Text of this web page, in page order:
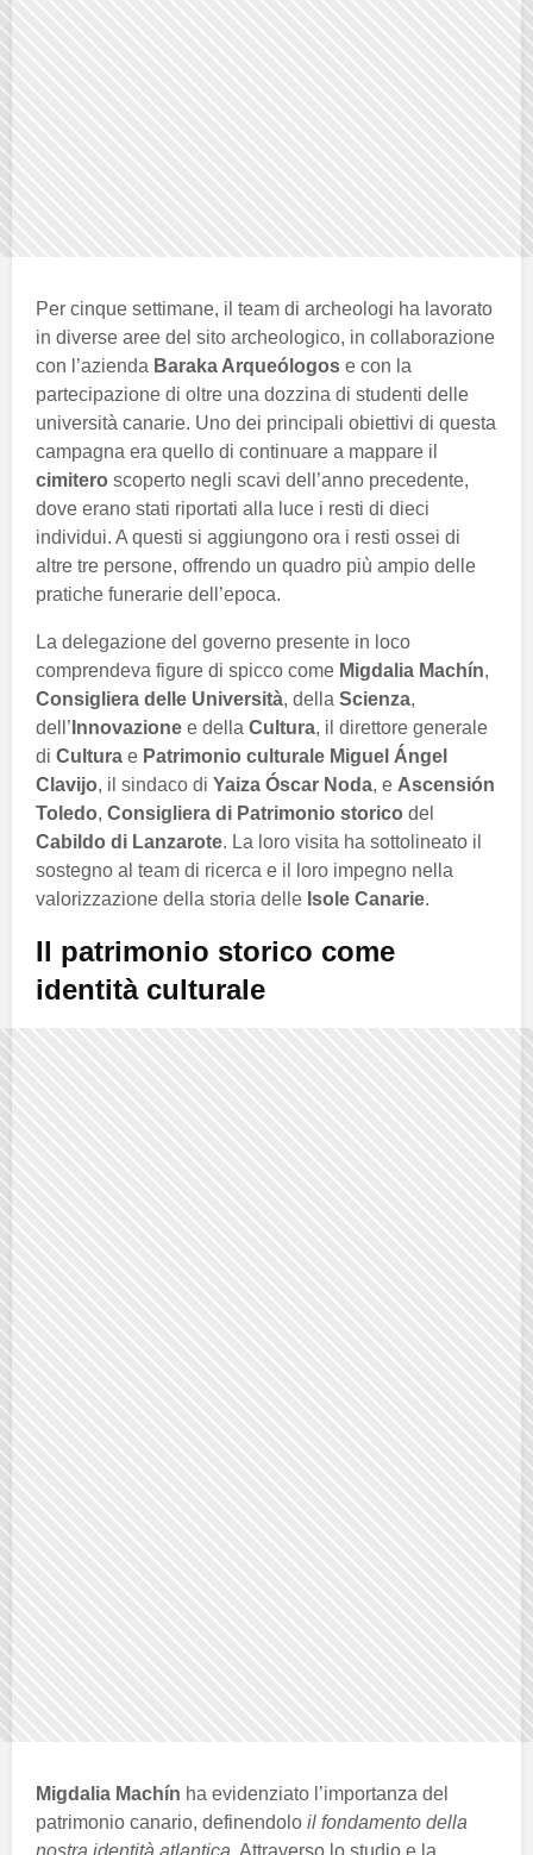
Per cinque settimane, il team di archeologi ha lavorato
in diverse aree del sito archeologico, in collaborazione
con l’azienda Baraka Arqueólogos e con la
partecipazione di oltre una dozzina di studenti delle
università canarie. Uno dei principali obiettivi di questa
campagna era quello di continuare a mappare il
cimitero scoperto negli scavi dell’anno precedente,
dove erano stati riportati alla luce i resti di dieci
individui. A questi si aggiungono ora i resti ossei di
altre tre persone, offrendo un quadro più ampio delle
pratiche funerarie dell’epoca.
La delegazione del governo presente in loco
comprendeva figure di spicco come Migdalia Machín,
Consigliera delle Università, della Scienza,
dell’ Innovazione e della Cultura, il direttore generale
di Cultura e Patrimonio culturale Miguel Ángel
Clavijo, il sindaco di Yaiza Óscar Noda, e Ascensión
Toledo, Consigliera di Patrimonio storico del
Cabildo di Lanzarote. La loro visita ha sottolineato il
sostegno al team di ricerca e il loro impegno nella
valorizzazione della storia delle Isole Canarie.
Il patrimonio storico come
identità culturale
Migdalia Machín ha evidenziato l’importanza del
patrimonio canario, definendolo il fondamento della